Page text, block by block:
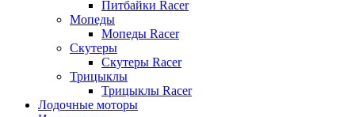
Питбайки Racer
Мопеды
Мопеды Racer
Скутеры
Скутеры Racer
Трицыклы
Трицыклы Racer
Лодочные моторы